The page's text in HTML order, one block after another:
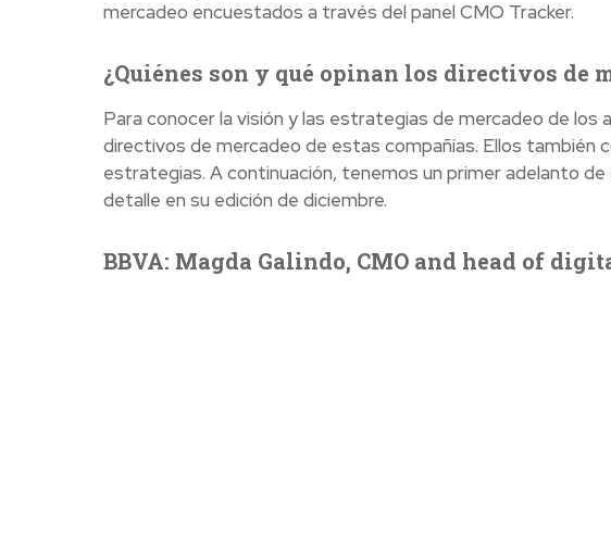
mercadeo encuestados a través del panel CMO Tracker.
¿Quiénes son y qué opinan los directivos de
Para conocer la visión y las estrategias de mercadeo de los
directivos de mercadeo de estas compañías. Ellos también
estrategias. A continuación, tenemos un primer adelanto
detalle en su edición de diciembre.
BBVA: Magda Galindo, CMO and head of